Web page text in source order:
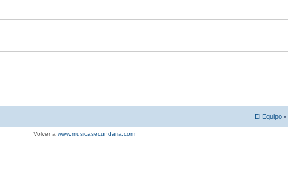
El Equipo •
Volver a www.musicasecundaria.com